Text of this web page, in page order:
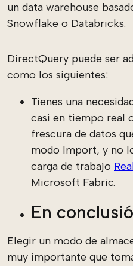
un data warehouse
Snowflake o Databricks.
DirectQuery puede ser
como los siguientes:
Tienes una
casi en tiempo real
frescura de datos
modo Import, y no
carga de trabajo
Microsoft Fabric.
En
Elegir un modo de
muy importante que